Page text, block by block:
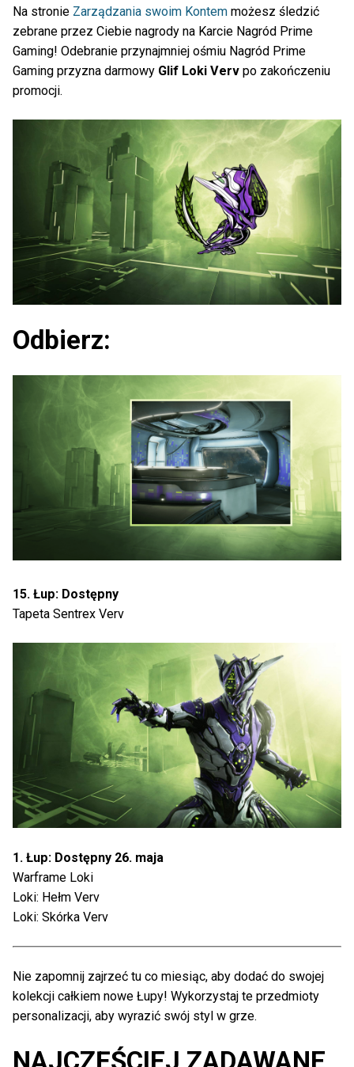
Na stronie Zarządzania swoim Kontem możesz śledzić
zebrane przez Ciebie nagrody na Karcie Nagród Prime
Gaming! Odebranie przynajmniej ośmiu Nagród Prime
Gaming przyzna darmowy Glif Loki Verv po zakończeniu
promocji.
Odbierz:
15. Łup: Dostępny
Tapeta Sentrex Verv
1. Łup: Dostępny 26. maja
Warframe Loki
Loki: Hełm Verv
Loki: Skórka Verv
Nie zapomnij zajrzeć tu co miesiąc, aby dodać do swojej
kolekcji całkiem nowe Łupy! Wykorzystaj te przedmioty
personalizacji, aby wyrazić swój styl w grze.